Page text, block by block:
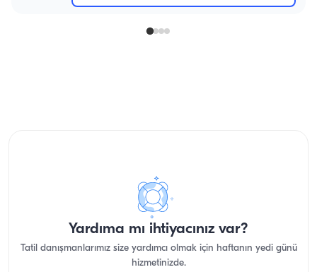
Yardıma mı ihtiyacınız var?
Tatil danışmanlarımız size yardımcı olmak için haftanın yedi günü
hizmetinizde.